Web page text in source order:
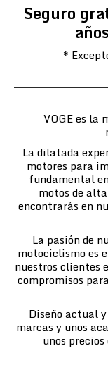
Seguro
*
VOGE es la
La dilatada
motores para
fundamental
motos de
encontrarás en
La pasión de
motociclismo es
nuestros clientes
compromisos
Diseño actual
marcas y unos
unos